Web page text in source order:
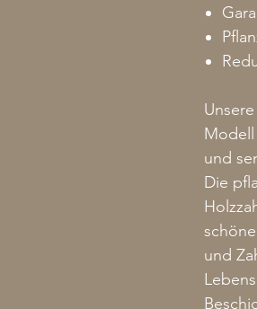
und
Die
und